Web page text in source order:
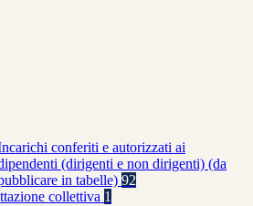
conferiti e autorizzati ai
(dirigenti e non dirigenti) (da
in tabelle) 92
collettiva 1